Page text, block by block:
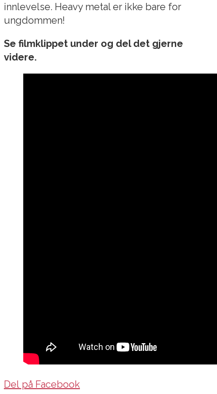
innlevelse. Heavy metal er ikke bare for
ungdommen!
Se filmklippet under og del det gjerne
videre.
Del på Facebook